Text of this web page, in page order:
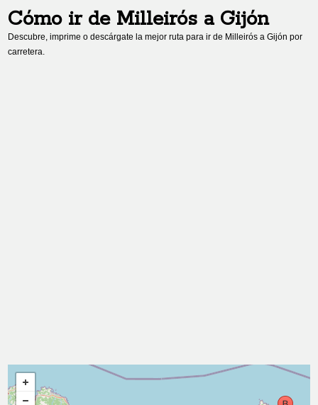
Cómo ir de Milleirós a Gijón
Descubre, imprime o descárgate la mejor ruta para ir de Milleirós aGijón por
carretera.